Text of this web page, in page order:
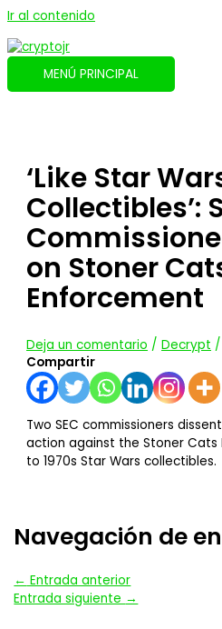
Ir al contenido
MENÚ PRINCIPAL
‘Like Star
Collectibles’:
on Stoner
Enforcement
Deja un comentario /Decrypt
Compartir
Two SEC commissioners
action against the Stoner Cats
to 1970s Star Wars collectibles.
Navegación de
← Entrada anterior
Entrada siguiente →